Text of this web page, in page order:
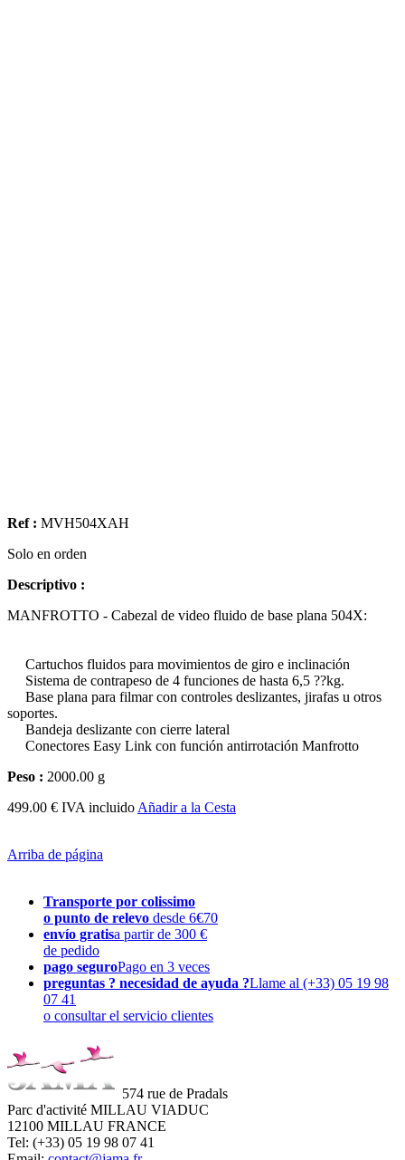
Ref : MVH504XAH
Solo en orden
Descriptivo :
MANFROTTO - Cabezal de video fluido de base plana 504X:
Cartuchos fluidos para movimientos de giro e inclinación
Sistema de contrapeso de 4 funciones de hasta 6,5 ??kg.
Base plana para filmar con controles deslizantes, jirafas u otros
soportes.
Bandeja deslizante con cierre lateral
Conectores Easy Link con función antirrotación Manfrotto
Peso : 2000.00 g
499.00 € IVA incluido Añadir a la Cesta
Arriba de página
Transporte por colissimo
o punto de relevo desde 6€70
envío gratisa partir de 300 €
de pedido
pago seguroPago en 3 veces
preguntas ? necesidad de ayuda ?Llame al (+33) 05 19 98
07 41
o consultar el servicio clientes
574 rue de Pradals
Parc d'activité MILLAU VIADUC
12100 MILLAU FRANCE
Tel: (+33) 05 19 98 07 41